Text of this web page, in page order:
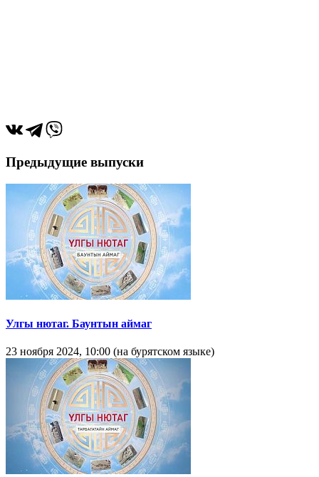
Предыдущие выпуски
Улгы нютаг. Баунтын аймаг
23 ноября 2024, 10:00 (на бурятском языке)